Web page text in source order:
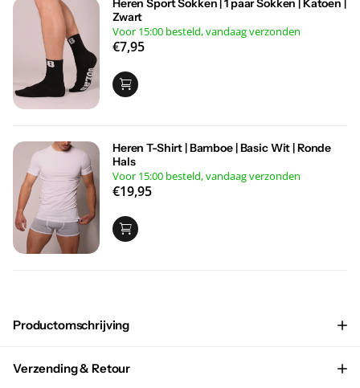
Heren Sport Sokken | 1 paar Sokken | Katoen |
Zwart
Voor 15:00 besteld, vandaag verzonden
€7,95
Heren T-Shirt | Bamboe | Basic Wit | Ronde
Hals
Voor 15:00 besteld, vandaag verzonden
€19,95
Productomschrijving
Verzending & Retour